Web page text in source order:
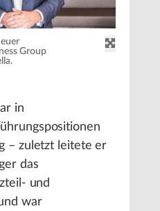
Group
in
– zuletzt leitete er
das
und
war